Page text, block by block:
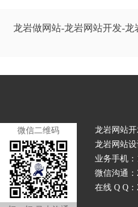
龙岩做网站-龙岩网站开发-
微信二维码
龙岩网站
龙岩网站设
业务手机：
微信沟通：
在线 Q Q：